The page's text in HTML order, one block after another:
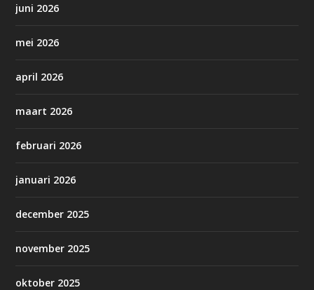
juni 2026
mei 2026
april 2026
maart 2026
februari 2026
januari 2026
december 2025
november 2025
oktober 2025